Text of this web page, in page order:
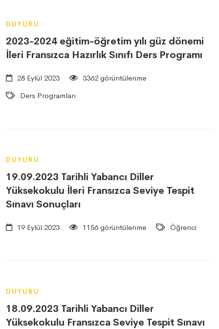
DUYURU
2023-2024 eğitim-öğretim yılı güz dönemi
İleri Fransızca Hazırlık Sınıfı Ders Programı
28 Eylül 2023
3362 görüntülenme
Ders Programları
DUYURU
19.09.2023 Tarihli Yabancı Diller
Yüksekokulu İleri Fransızca Seviye Tespit
Sınavı Sonuçları
19 Eylül 2023 1156 görüntülenme Öğrenci
DUYURU
18.09.2023 Tarihli Yabancı Diller
Yüksekokulu Fransızca Seviye Tespit Sınavı